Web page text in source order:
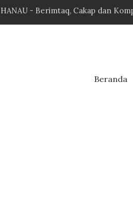
- Berimtaq, Cakap dan
Beranda